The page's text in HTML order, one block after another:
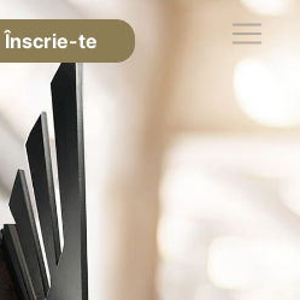
Înscrie-te